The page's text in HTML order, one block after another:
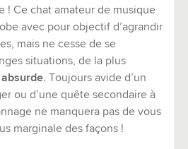
! Ce chat amateur de musique
avec pour objectif d’agrandir
mais ne cesse de se
situations, de la plus
absurde. Toujours avide d’un
ou d’une quête secondaire à
ne manquera pas de vous
marginale des façons !